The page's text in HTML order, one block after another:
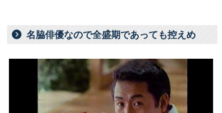
名脇俳優なので全盛期であっても控えめ